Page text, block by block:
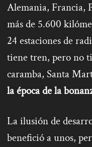
Alemania, Francia,
más de 5.600
24 estaciones de
tiene tren, pero no
caramba, Santa
la época de la
La ilusión de
benefició a unos,